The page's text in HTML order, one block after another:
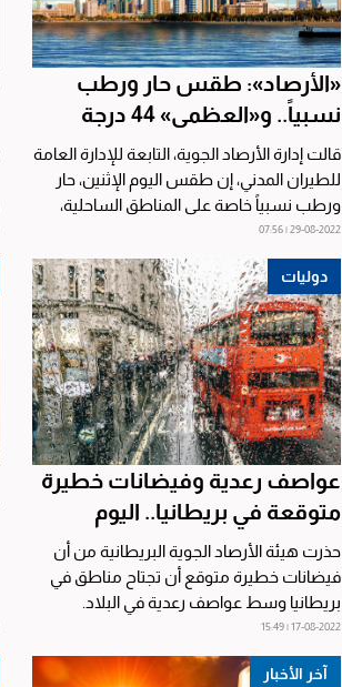
«الأرصاد»: طقس حار ورطب
نسبياً.. و«العظمى» 44 درجة
قالت إدارة الأرصاد الجوية، التابعة للإدارة العامة
للطيران المدني، إن طقس اليوم الإثنين، حار
ورطب نسبياً خاصة على المناطق الساحلية،
في...
29-08-2022 | 07:56
دوليات
عواصف رعدية وفيضانات خطيرة
متوقعة في بريطانيا.. اليوم
حذرت هيئة الأرصاد الجوية البريطانية من أن
فيضانات خطيرة متوقع أن تجتاح مناطق في
بريطانيا وسط عواصف رعدية في البلاد.
وذكرت وكالة الأنباء...
17-08-2022 | 15:49
آخر الأخبار